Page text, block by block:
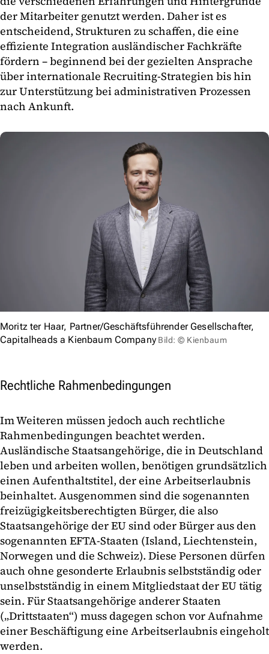
der Mitarbeiter genutzt werden. Daher ist es
entscheidend, Strukturen zu schaffen, die eine
effiziente Integration ausländischer Fachkräfte
fördern – beginnend bei der gezielten Ansprache
über internationale Recruiting-Strategien bis hin
zur Unterstützung bei administrativen Prozessen
nach Ankunft.
Moritz ter Haar, Partner/Geschäftsführender Gesellschafter,
Capitalheads a Kienbaum Company Bild: © Kienbaum
Rechtliche Rahmenbedingungen
Im Weiteren müssen jedoch auch rechtliche
Rahmenbedingungen beachtet werden.
Ausländische Staatsangehörige, die in Deutschland
leben und arbeiten wollen, benötigen grundsätzlich
einen Aufenthaltstitel, der eine Arbeitserlaubnis
beinhaltet. Ausgenommen sind die sogenannten
freizügigkeitsberechtigten Bürger, die also
Staatsangehörige der EU sind oder Bürger aus den
sogenannten EFTA-Staaten (Island, Liechtenstein,
Norwegen und die Schweiz). Diese Personen dürfen
auch ohne gesonderte Erlaubnis selbstständig oder
unselbstständig in einem Mitgliedstaat der EU tätig
sein. Für Staatsangehörige anderer Staaten
(„Drittstaaten“) muss dagegen schon vor Aufnahme
einer Beschäftigung eine Arbeitserlaubnis eingeholt
werden.